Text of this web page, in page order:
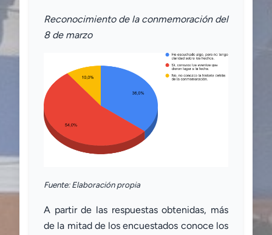
Reconocimiento de la conmemoración del
8 de marzo
Fuente: Elaboración propia
A partir de las respuestas obtenidas, más
de la mitad de los encuestados conoce los